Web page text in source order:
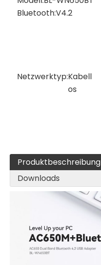
Bluetooth:V4.2
Netzwerktyp:Kabell
os
Produktbeschreibung
Downloads